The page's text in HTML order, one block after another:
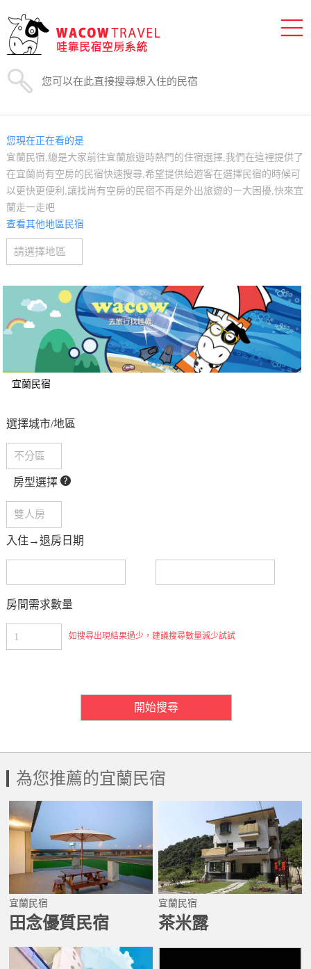
您現在正在看的是
宜蘭民宿,總是大家前往宜蘭旅遊時熱門的住宿選擇,我們在這裡提供了
在宜蘭尚有空房的民宿快速搜尋,希望提供給遊客在選擇民宿的時候可
以更快更便利,讓找尚有空房的民宿不再是外出旅遊的一大困擾,快來宜
蘭走一走吧
查看其他地區民宿
宜蘭民宿
選擇城市/地區
房型選擇
入住→退房日期
房間需求數量
如搜尋出現結果過少，建議搜尋數量減少試試
開始搜尋
為您推薦的宜蘭民宿
宜蘭民宿
田念優質民宿
宜蘭民宿
茶米露